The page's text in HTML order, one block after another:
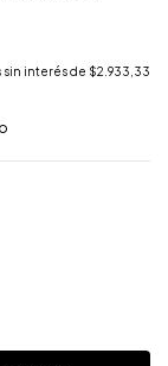
sin interés de $2.933,33